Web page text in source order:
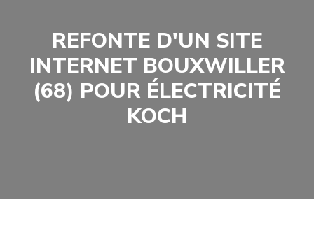
REFONTE D'UN SITE
INTERNET BOUXWILLER
(68) POUR ÉLECTRICITÉ
KOCH